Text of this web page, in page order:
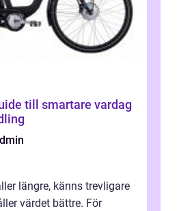
längre, känns trevligare
värdet bättre. För